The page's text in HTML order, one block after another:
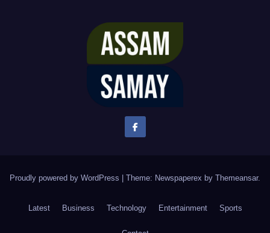
Proudly powered by WordPress Theme: Newspaperex by Themeansar.
Latest Business Technology Entertainment Sports